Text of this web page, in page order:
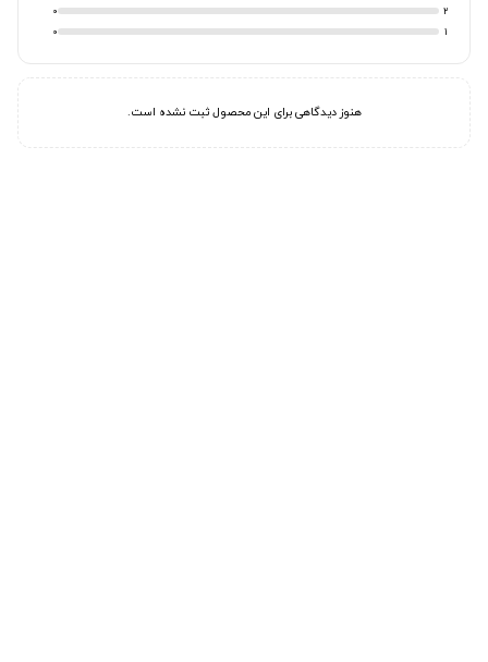
2
0
1
0
هنوز دیدگاهی برای این محصول ثبت نشده است.